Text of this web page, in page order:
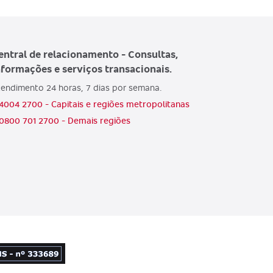
de relacionamento - Consultas,
e serviços transacionais.
24 horas, 7 dias por semana.
2700 - Capitais e regiões metropolitanas
701 2700 - Demais regiões